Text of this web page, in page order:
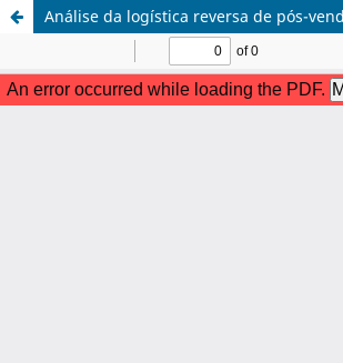
Análise da logística reversa de pós-